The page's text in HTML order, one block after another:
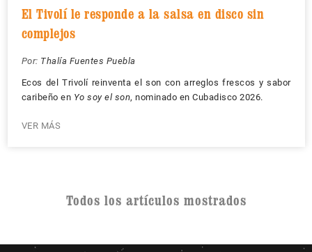
El Tivolí le responde a la salsa en disco sin
complejos
Por: Thalía Fuentes Puebla
Ecos del Trivolí reinventa el son con arreglos frescos y sabor
caribeño en Yo soy el son, nominado en Cubadisco 2026.
VER MÁS
Todos los artículos mostrados